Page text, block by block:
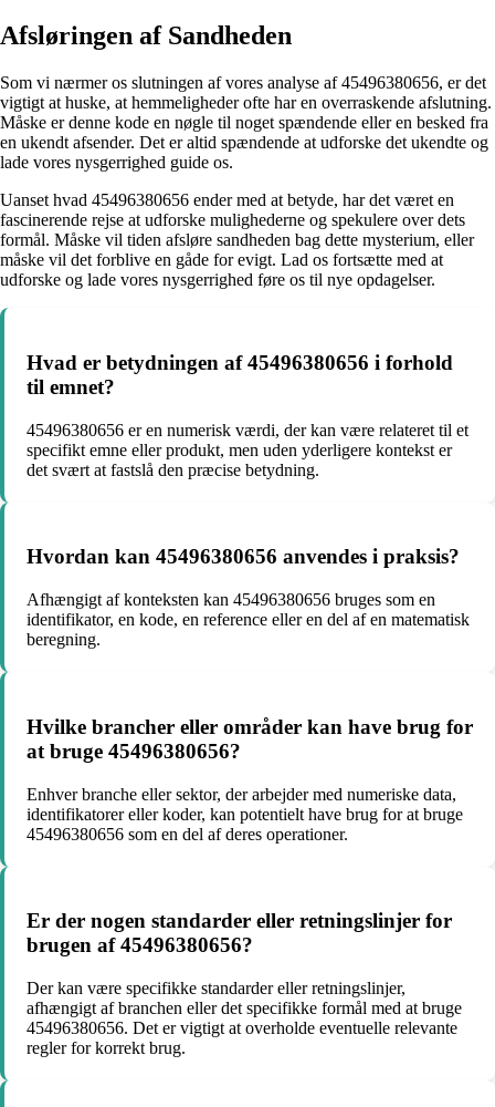
Afsløringen af Sandheden
Som vi nærmer os slutningen af vores analyse af 45496380656, er det
vigtigt at huske, at hemmeligheder ofte har en overraskende afslutning.
Måske er denne kode en nøgle til noget spændende eller en besked fra
en ukendt afsender. Det er altid spændende at udforske det ukendte og
lade vores nysgerrighed guide os.
Uanset hvad 45496380656 ender med at betyde, har det været en
fascinerende rejse at udforske mulighederne og spekulere over dets
formål. Måske vil tiden afsløre sandheden bag dette mysterium, eller
måske vil det forblive en gåde for evigt. Lad os fortsætte med at
udforske og lade vores nysgerrighed føre os til nye opdagelser.
Hvad er betydningen af ​​45496380656 i forhold
til emnet?
45496380656 er en numerisk værdi, der kan være relateret til et
specifikt emne eller produkt, men uden yderligere kontekst er
det svært at fastslå den præcise betydning.
Hvordan kan 45496380656 anvendes i praksis?
Afhængigt af konteksten kan 45496380656 bruges som en
identifikator, en kode, en reference eller en del af en matematisk
beregning.
Hvilke brancher eller områder kan have brug for
at bruge 45496380656?
Enhver branche eller sektor, der arbejder med numeriske data,
identifikatorer eller koder, kan potentielt have brug for at bruge
45496380656 som en del af deres operationer.
Er der nogen standarder eller retningslinjer for
brugen af ​​45496380656?
Der kan være specifikke standarder eller retningslinjer,
afhængigt af branchen eller det specifikke formål med at bruge
45496380656. Det er vigtigt at overholde eventuelle relevante
regler for korrekt brug.